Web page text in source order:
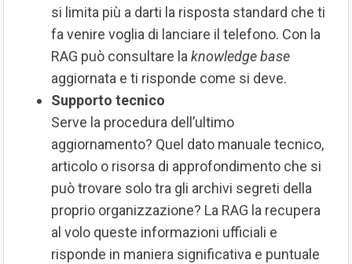
si limita più a darti la risposta standard che ti
fa venire voglia di lanciare il telefono. Con la
RAG può consultare laknowledge base
aggiornata e ti risponde come si deve.
Supporto tecnico
Serve la procedura dell’ultimo
aggiornamento? Quel dato manuale tecnico,
articolo o risorsa di approfondimento che si
può trovare solo tra gli archivi segreti della
proprio organizzazione? La RAG la recupera
al volo queste informazioni ufficiali e
risponde in maniera significativa e puntuale